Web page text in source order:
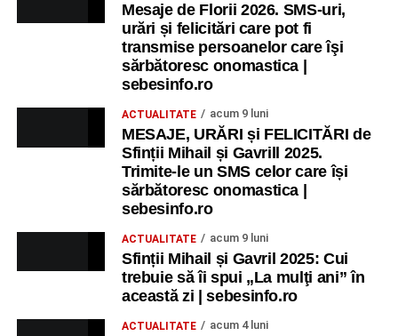
Mesaje de Florii 2026. SMS-uri,
urări și felicitări care pot fi
transmise persoanelor care îşi
sărbătoresc onomastica |
sebesinfo.ro
ACTUALITATE acum 9 luni
MESAJE, URĂRI și FELICITĂRI de
Sfinții Mihail și Gavrill 2025.
Trimite-le un SMS celor care își
sărbătoresc onomastica |
sebesinfo.ro
ACTUALITATE acum 9 luni
Sfinții Mihail și Gavril 2025: Cui
trebuie să îi spui „La mulţi ani” în
această zi | sebesinfo.ro
ACTUALITATE acum 4 luni